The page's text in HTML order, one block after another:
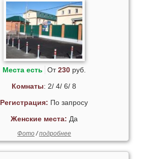
Места есть От230руб.
Комнаты: 2/ 4/ 6/ 8
Регистрация: По запросу
Женские места: Да
Фото/подробнее